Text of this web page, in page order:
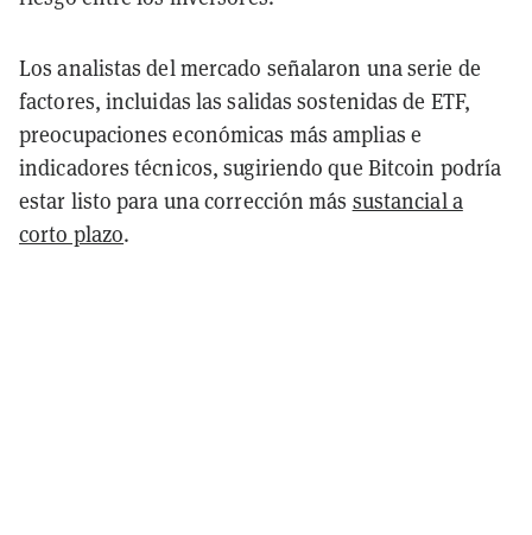
Los analistas del mercado señalaron una serie de
factores, incluidas las salidas sostenidas de ETF,
preocupaciones económicas más amplias e
indicadores técnicos, sugiriendo que Bitcoin podría
estar listo para una corrección más sustancial a
corto plazo.